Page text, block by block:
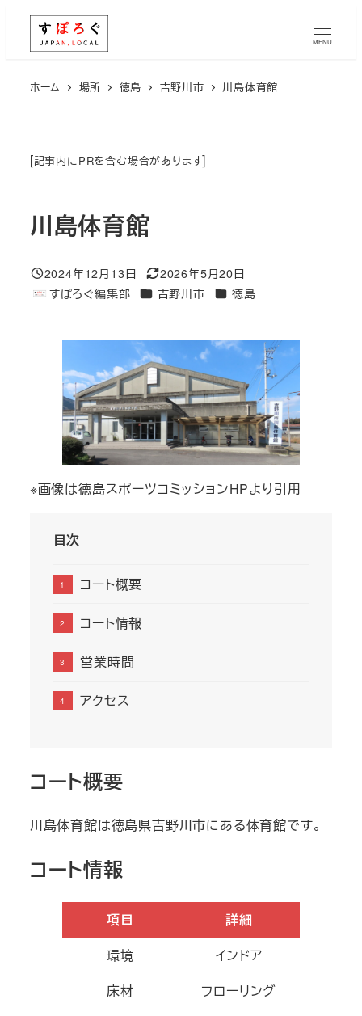
MENU
ホーム 場所 徳島 吉野川市 川島体育館
[記事内にPRを含む場合があります]
川島体育館
投稿日
2024年12月13日
更新日
2026年5月20日
著
すぽろぐ編集部 エリア吉野川市 エリア徳島
※画像は徳島スポーツコミッションHPより引用
目次
コート概要
コート情報
営業時間
アクセス
コート概要
川島体育館は徳島県吉野川市にある体育館です。
コート情報
項目
詳細
環境
インドア
床材
フローリング